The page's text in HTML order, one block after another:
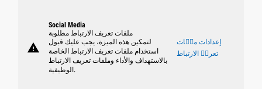
warning
Social Media
ملفات تعريف الارتباط مطلوبة
لتمكين هذه الميزة، يجب عليك قبول
استخدام ملفات تعريف الارتباط الخاصة
بالاستهداف والأداء وملفات تعريف الارتباط
الوظيفية.
إعدادات ملٝات
تعريٝ الارتباط